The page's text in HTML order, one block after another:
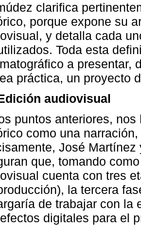
clarifica
porque expone su
y detalla cada
Toda esta
a presentar,
práctica, un proyecto
audiovisual
puntos anteriores,
como una
José
que, tomando
cuenta con tres
la tercera
de trabajar con la
digitales para el